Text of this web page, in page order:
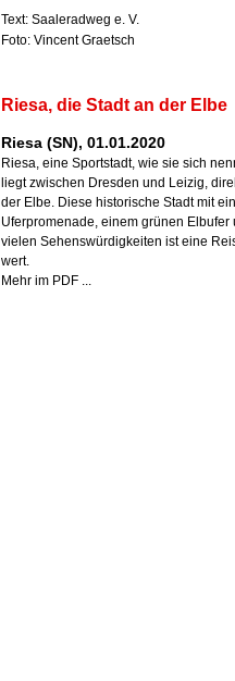
Text: Saaleradweg e. V.
Foto: Vincent Graetsch
Riesa, die Stadt an der Elbe
Riesa (SN), 01.01.2020
Riesa, eine Sportstadt, wie sie sich
liegt zwischen Dresden und Leizig,
der Elbe. Diese historische Stadt mit
Uferpromenade, einem grünen Elbufer
vielen Sehenswürdigkeiten ist eine
wert.
Mehr im PDF ...